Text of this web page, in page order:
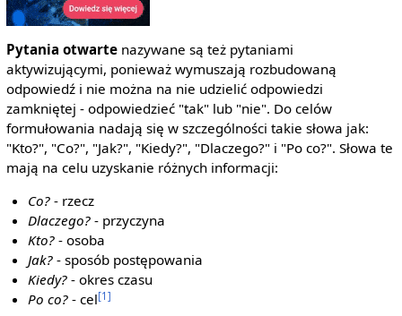
Pytania otwartenazywane są też pytaniami
aktywizującymi, ponieważ wymuszają rozbudowaną
odpowiedź i nie można na nie udzielić odpowiedzi
zamkniętej - odpowiedzieć "tak" lub "nie". Do celów
formułowania nadają się w szczególności takie słowa jak:
"Kto?", "Co?", "Jak?", "Kiedy?", "Dlaczego?" i "Po co?". Słowa te
mają na celu uzyskanie różnych informacji:
Co? - rzecz
Dlaczego? - przyczyna
Kto? - osoba
Jak? - sposób postępowania
Kiedy? - okres czasu
Po co? - cel[1]